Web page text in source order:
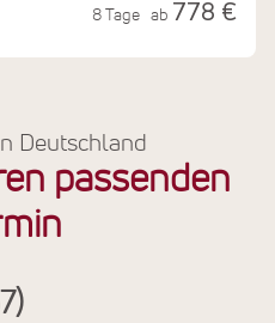
8 Tage ab 778 €
Deutschland
passenden